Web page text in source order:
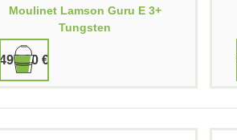
Moulinet Lamson Guru E 3+
Tungsten
499,90 €